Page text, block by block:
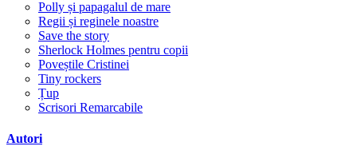
Polly și papagalul de mare
Regii și reginele noastre
Save the story
Sherlock Holmes pentru copii
Poveștile Cristinei
Tiny rockers
Țup
Scrisori Remarcabile
Autori